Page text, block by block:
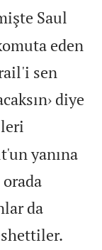
Saul
eden
sen
diye
yanına
da